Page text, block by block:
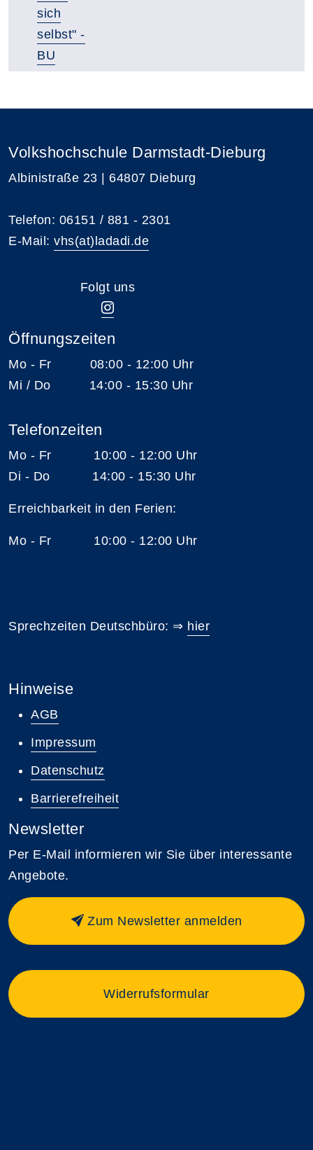
sich
selbst" -
BU
Volkshochschule Darmstadt-Dieburg
Albinistraße 23 | 64807 Dieburg
Telefon: 06151 / 881 - 2301
E-Mail: vhs(at)ladadi.de
Folgt uns
Öffnungszeiten
Mo - Fr 08:00 - 12:00 Uhr
Mi / Do 14:00 - 15:30 Uhr
Telefonzeiten
Mo - Fr 10:00 - 12:00 Uhr
Di - Do 14:00 - 15:30 Uhr
Erreichbarkeit in den Ferien:
Mo - Fr 10:00 - 12:00 Uhr
Sprechzeiten Deutschbüro: ⇒ hier
Hinweise
AGB
Impressum
Datenschutz
Barrierefreiheit
Newsletter
Per E-Mail informieren wir Sie über interessante
Angebote.
Zum Newsletter anmelden
Widerrufsformular